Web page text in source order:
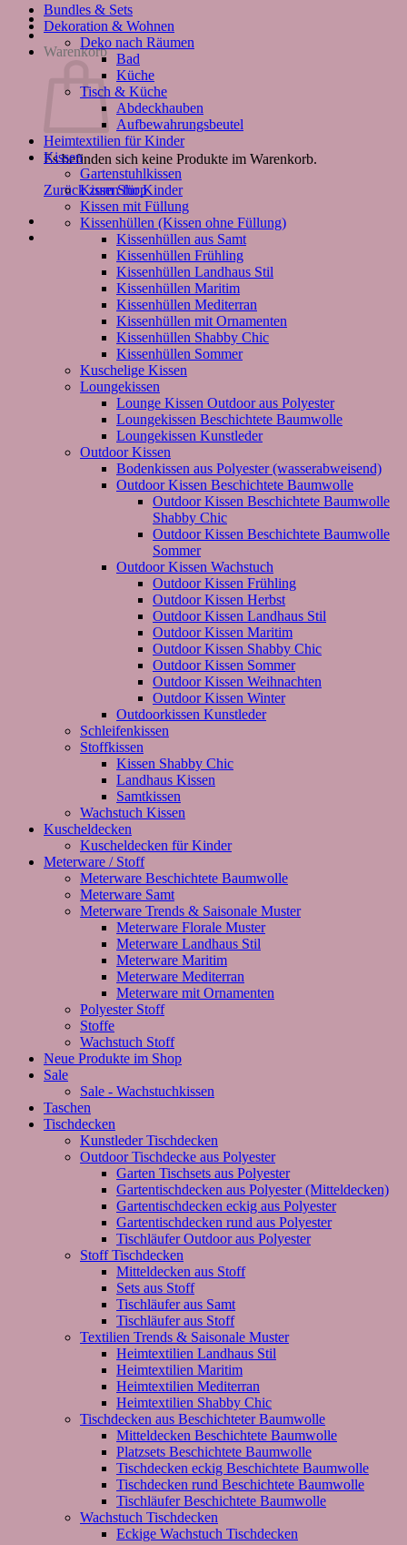
Warenkorb
Es befinden sich keine Produkte im Warenkorb.
Zurück zum Shop
Bundles & Sets
Dekoration & Wohnen
Deko nach Räumen
Bad
Küche
Tisch & Küche
Abdeckhauben
Aufbewahrungsbeutel
Heimtextilien für Kinder
Kissen
Gartenstuhlkissen
Kissen für Kinder
Kissen mit Füllung
Kissenhüllen (Kissen ohne Füllung)
Kissenhüllen aus Samt
Kissenhüllen Frühling
Kissenhüllen Landhaus Stil
Kissenhüllen Maritim
Kissenhüllen Mediterran
Kissenhüllen mit Ornamenten
Kissenhüllen Shabby Chic
Kissenhüllen Sommer
Kuschelige Kissen
Loungekissen
Lounge Kissen Outdoor aus Polyester
Loungekissen Beschichtete Baumwolle
Loungekissen Kunstleder
Outdoor Kissen
Bodenkissen aus Polyester (wasserabweisend)
Outdoor Kissen Beschichtete Baumwolle
Outdoor Kissen Beschichtete Baumwolle
Shabby Chic
Outdoor Kissen Beschichtete Baumwolle
Sommer
Outdoor Kissen Wachstuch
Outdoor Kissen Frühling
Outdoor Kissen Herbst
Outdoor Kissen Landhaus Stil
Outdoor Kissen Maritim
Outdoor Kissen Shabby Chic
Outdoor Kissen Sommer
Outdoor Kissen Weihnachten
Outdoor Kissen Winter
Outdoorkissen Kunstleder
Schleifenkissen
Stoffkissen
Kissen Shabby Chic
Landhaus Kissen
Samtkissen
Wachstuch Kissen
Kuscheldecken
Kuscheldecken für Kinder
Meterware / Stoff
Meterware Beschichtete Baumwolle
Meterware Samt
Meterware Trends & Saisonale Muster
Meterware Florale Muster
Meterware Landhaus Stil
Meterware Maritim
Meterware Mediterran
Meterware mit Ornamenten
Polyester Stoff
Stoffe
Wachstuch Stoff
Neue Produkte im Shop
Sale
Sale - Wachstuchkissen
Taschen
Tischdecken
Kunstleder Tischdecken
Outdoor Tischdecke aus Polyester
Garten Tischsets aus Polyester
Gartentischdecken aus Polyester (Mitteldecken)
Gartentischdecken eckig aus Polyester
Gartentischdecken rund aus Polyester
Tischläufer Outdoor aus Polyester
Stoff Tischdecken
Mitteldecken aus Stoff
Sets aus Stoff
Tischläufer aus Samt
Tischläufer aus Stoff
Textilien Trends & Saisonale Muster
Heimtextilien Landhaus Stil
Heimtextilien Maritim
Heimtextilien Mediterran
Heimtextilien Shabby Chic
Tischdecken aus Beschichteter Baumwolle
Mitteldecken Beschichtete Baumwolle
Platzsets Beschichtete Baumwolle
Tischdecken eckig Beschichtete Baumwolle
Tischdecken rund Beschichtete Baumwolle
Tischläufer Beschichtete Baumwolle
Wachstuch Tischdecken
Eckige Wachstuch Tischdecken